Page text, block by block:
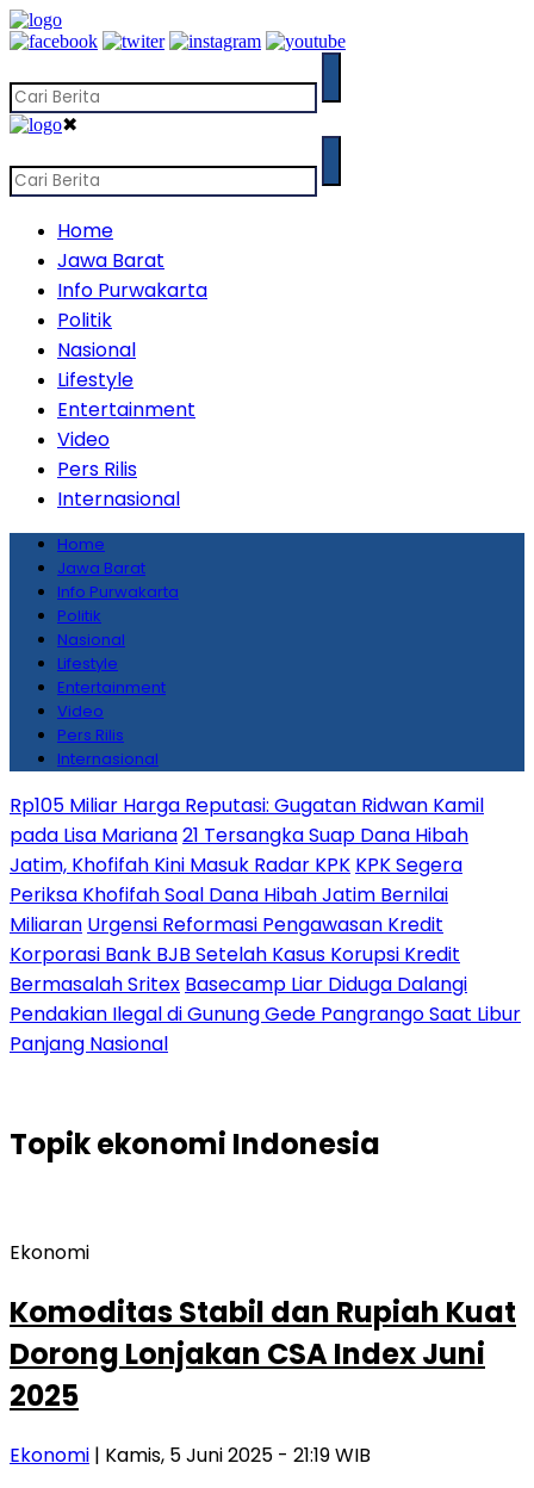
✖
Home
Jawa Barat
Info Purwakarta
Politik
Nasional
Lifestyle
Entertainment
Video
Pers Rilis
Internasional
Home
Jawa Barat
Info Purwakarta
Politik
Nasional
Lifestyle
Entertainment
Video
Pers Rilis
Internasional
Rp105 Miliar Harga Reputasi: Gugatan Ridwan Kamil
pada Lisa Mariana21 Tersangka Suap Dana Hibah
Jatim, Khofifah Kini Masuk Radar KPK KPK Segera
Periksa Khofifah Soal Dana Hibah Jatim Bernilai
Miliaran Urgensi Reformasi Pengawasan Kredit
Korporasi Bank BJB Setelah Kasus Korupsi Kredit
Bermasalah Sritex Basecamp Liar Diduga Dalangi
Pendakian Ilegal di Gunung Gede Pangrango Saat Libur
Panjang Nasional
Topikekonomi Indonesia
Ekonomi
Komoditas Stabil dan Rupiah Kuat
Dorong Lonjakan CSA Index Juni
2025
Ekonomi | Kamis, 5 Juni 2025 - 21:19 WIB